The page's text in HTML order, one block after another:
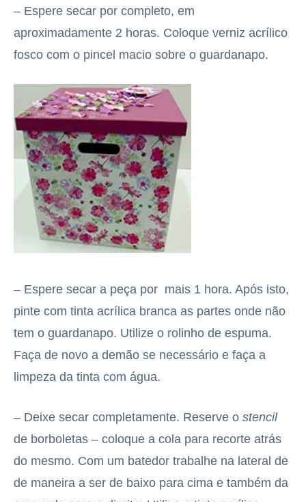
– Espere secar por completo, em
aproximadamente 2 horas. Coloque verniz acrílico
fosco com o pincel macio sobre o guardanapo.
– Espere secar a peça por mais 1 hora. Após isto,
pinte com tinta acrílica branca as partes onde não
tem o guardanapo. Utilize o rolinho de espuma.
Faça de novo a demão se necessário e faça a
limpeza da tinta com água.
– Deixe secar completamente. Reserve o stencil
de borboletas – coloque a cola para recorte atrás
do mesmo. Com um batedor trabalhe na lateral de
de maneira a ser de baixo para cima e também da